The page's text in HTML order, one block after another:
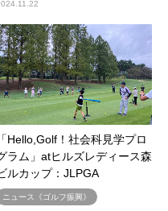
「Hello,Golf！社会科見学プロ
ラム」atヒルズレディース森
ルカップ：JLPGA
ニュース《ゴルフ振興》